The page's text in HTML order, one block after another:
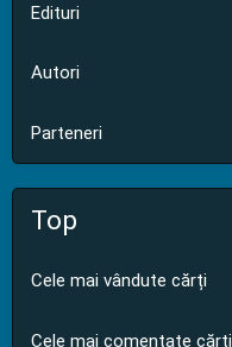
Edituri
Autori
Parteneri
Top
Cele mai vândute cărți
Cele mai comentate cărți